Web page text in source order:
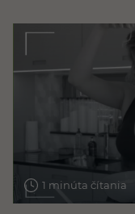
1 minúta čítania